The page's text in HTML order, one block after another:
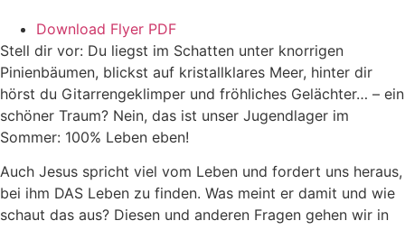
Download Flyer PDF
Stell dir vor: Du liegst im Schatten unter knorrigen
Pinienbäumen, blickst auf kristallklares Meer, hinter dir
hörst du Gitarrengeklimper und fröhliches Gelächter… – ein
schöner Traum? Nein, das ist unser Jugendlager im
Sommer: 100% Leben eben!
Auch Jesus spricht viel vom Leben und fordert uns heraus,
bei ihm DAS Leben zu finden. Was meint er damit und wie
schaut das aus? Diesen und anderen Fragen gehen wir in